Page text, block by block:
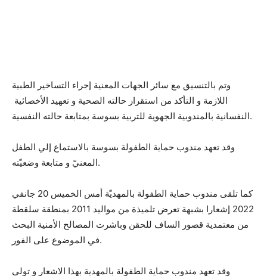
وتم بالتنسيق مع سائر الجهات المعنية إجراء التساخير الطبية
اللازمة و التأكد من استقرار حالته الصحية و تعهيد الأخصائية
النفسانية بالمندوبية الجهوية للتربية بسوسة بمتابعة حالته النفسية.
وقد تعهد مندوب حماية الطفولة بسوسة بالاستماع إلي الطفل
المعنيّ و متابعة وضعيّته.
كما تلقى مندوب حماية الطفولة بالمهديّة أمس الخميس 20 جانفي
2022 إشعارا بشبهة تعرض تلميذة من مواليد 2011 بمنطقة سلقطة
من معتمدية قصور الساف للحقن وباشرت المصالح الأمنية البحث
في الموضوع على الفور.
وقد تعهد مندوب حماية الطفولة بالمهدية بهذا الاشعار و تولى